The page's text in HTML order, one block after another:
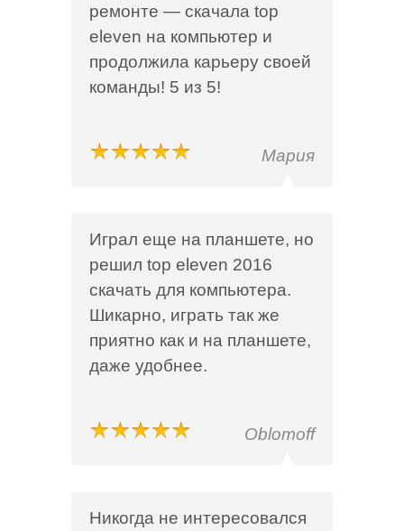
ремонте — скачала top
eleven на компьютер и
продолжила карьеру своей
команды! 5 из 5!
Мария
Играл еще на планшете, но
решил top eleven 2016
скачать для компьютера.
Шикарно, играть так же
приятно как и на планшете,
даже удобнее.
Oblomoff
Никогда не интересовался